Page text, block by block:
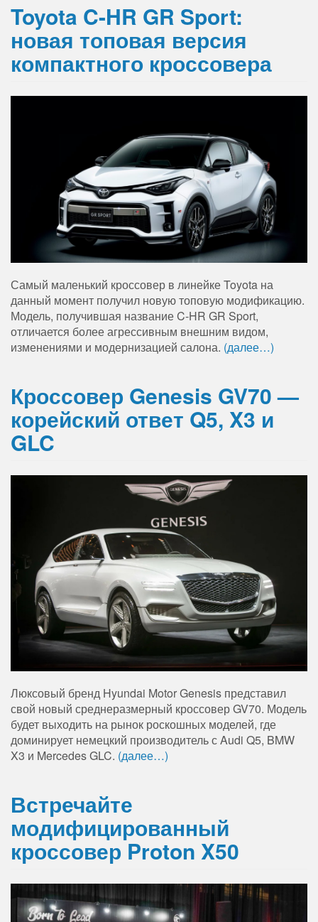
Toyota C-HR GR Sport:
новая топовая версия
компактного кроссовера
Самый маленький кроссовер в линейке Toyota на
данный момент получил новую топовую модификацию.
Модель, получившая название C-HR GR Sport,
отличается более агрессивным внешним видом,
изменениями и модернизацией салона. (далее…)
Кроссовер Genesis GV70 —
корейский ответ Q5, X3 и
GLC
Люксовый бренд Hyundai Motor Genesis представил
свой новый среднеразмерный кроссовер GV70. Модель
будет выходить на рынок роскошных моделей, где
доминирует немецкий производитель с Audi Q5, BMW
X3 и Mercedes GLC. (далее…)
Встречайте
модифицированный
кроссовер Proton X50